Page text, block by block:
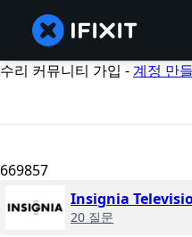
수리 커뮤니티 가입 -계정 만
669857
Insignia
20 질문